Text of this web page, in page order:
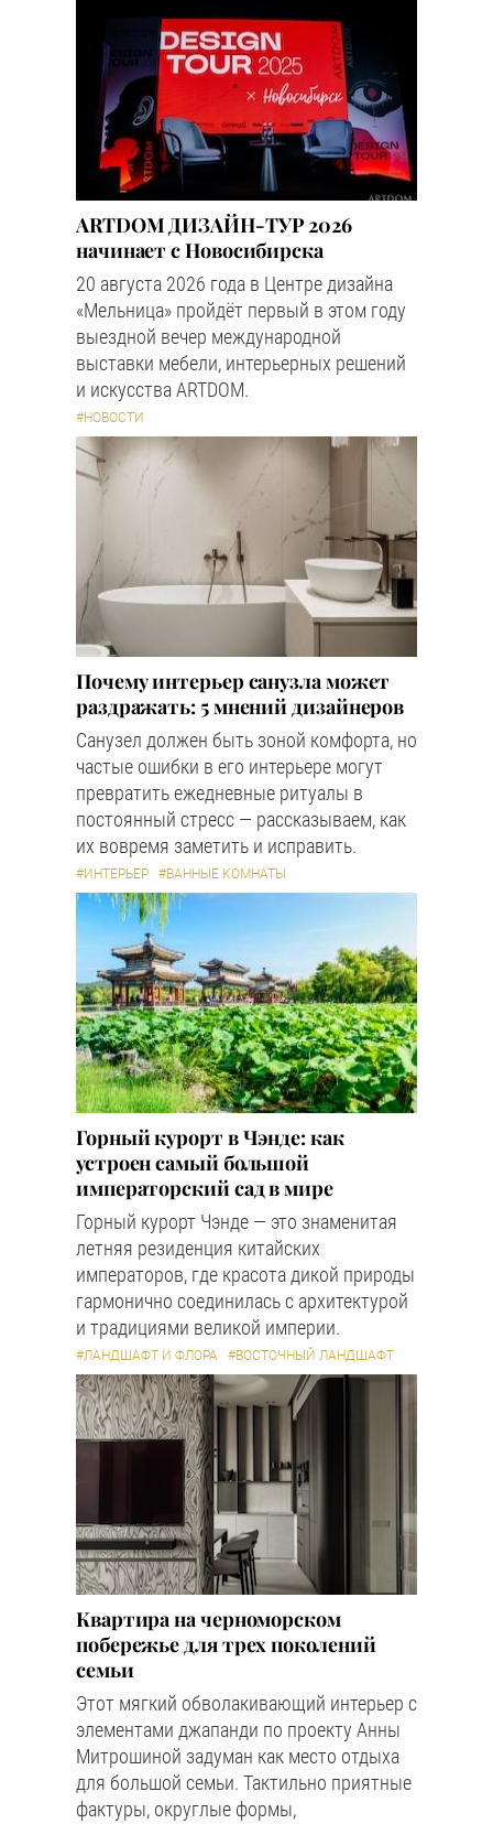
ARTDOM ДИЗАЙН-ТУР 2026
начинает с Новосибирска
20 августа 2026 года в Центре дизайна
«Мельница» пройдёт первый в этом году
выездной вечер международной
выставки мебели, интерьерных решений
и искусства ARTDOM.
#НОВОСТИ
Почему интерьер санузла может
раздражать: 5 мнений дизайнеров
Санузел должен быть зоной комфорта, но
частые ошибки в его интерьере могут
превратить ежедневные ритуалы в
постоянный стресс — рассказываем, как
их вовремя заметить и исправить.
#ИНТЕРЬЕР #ВАННЫЕ КОМНАТЫ
Горный курорт в Чэнде: как
устроен самый большой
императорский сад в мире
Горный курорт Чэнде — это знаменитая
летняя резиденция китайских
императоров, где красота дикой природы
гармонично соединилась с архитектурой
и традициями великой империи.
#ЛАНДШАФТ И ФЛОРА #ВОСТОЧНЫЙ ЛАНДШАФТ
Квартира на черноморском
побережье для трех поколений
семьи
Этот мягкий обволакивающий интерьер с
элементами джапанди по проекту Анны
Митрошиной задуман как место отдыха
для большой семьи. Тактильно приятные
фактуры, округлые формы,